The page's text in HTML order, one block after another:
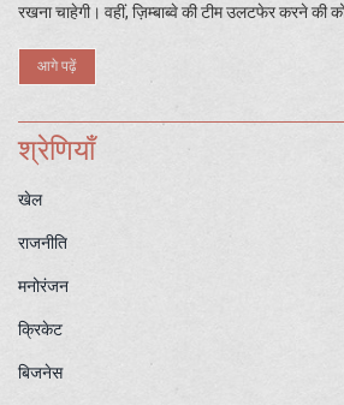
रखना चाहेगी। वहीं, ज़िम्बाब्वे की टीम उलटफेर करने की
आगे पढ़ें
श्रेणियाँ
खेल
राजनीति
मनोरंजन
क्रिकेट
बिजनेस